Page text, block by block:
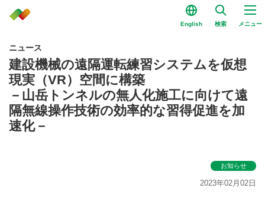
English 検索 メニュー
ニュース
建設機械の遠隔運転練習システムを仮想
現実（VR）空間に構築
－山岳トンネルの無人化施工に向けて遠
隔無線操作技術の効率的な習得促進を加
速化－
お知らせ
2023年02月02日